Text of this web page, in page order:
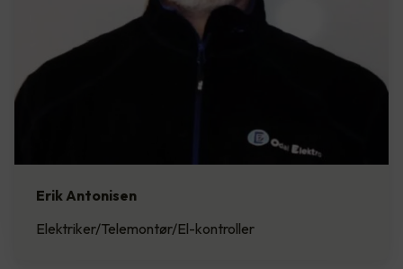
Erik Antonisen
Elektriker/Telemontør/El-kontroller